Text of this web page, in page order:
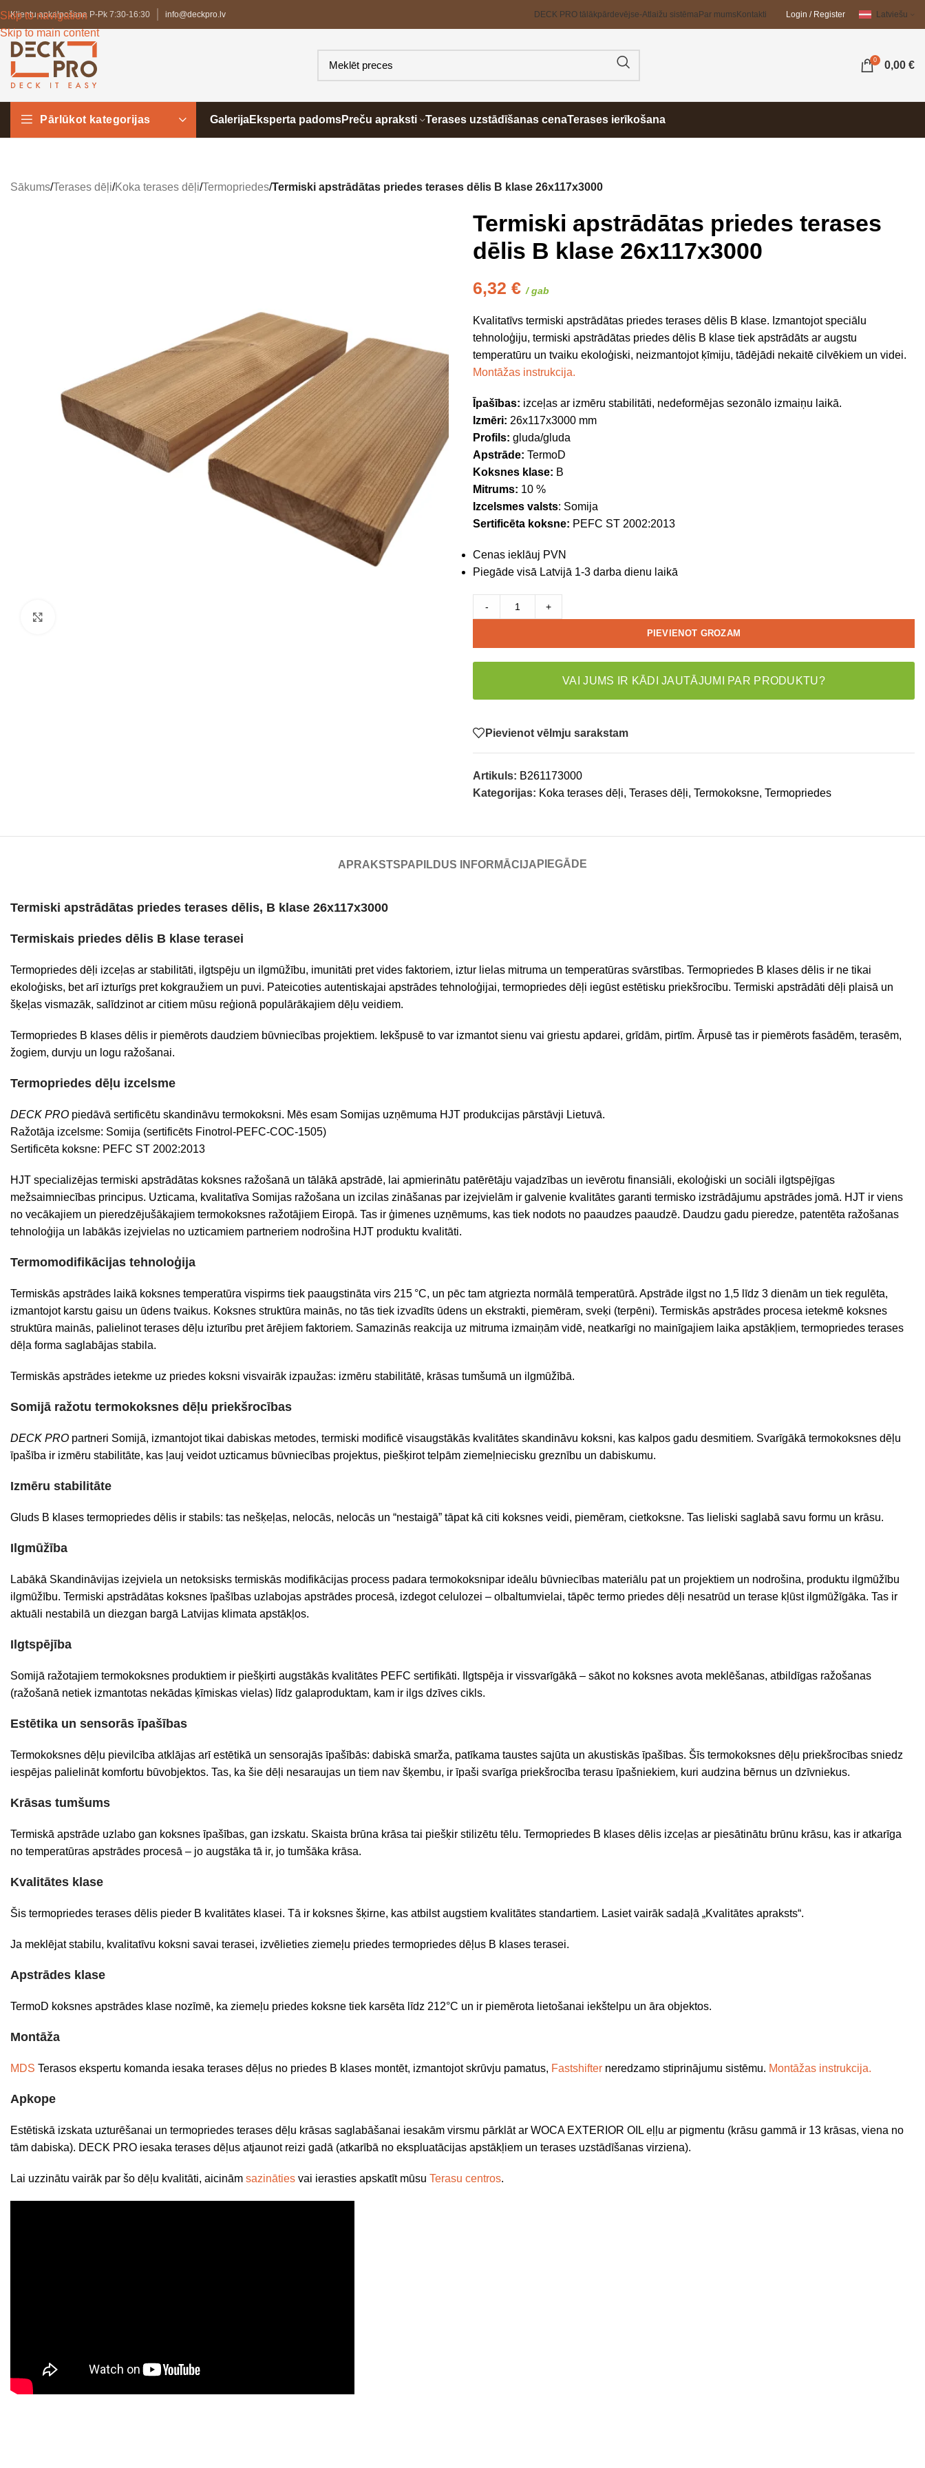
Skip to navigation
Skip to main content
Klientu apkalpošana P-Pk 7:30-16:30 info@deckpro.lv DECK PRO tālākpārdevējse-Atlaižu sistēmaPar mumsKontakti Login / Register Latviešu
0 0,00 €
Pārlūkot kategorijas GalerijaEksperta padomsPreču apraksti Terases uzstādīšanas cenaTerases ierīkošana
Sākums/Terases dēļi/Koka terases dēļi/Termopriedes/Termiski apstrādātas priedes terases dēlis B klase 26x117x3000
Termiski apstrādātas priedes terases
dēlis B klase 26x117x3000
6,32 € / gab
Kvalitatīvs termiski apstrādātas priedes terases dēlis B klase. Izmantojot speciālu
tehnoloģiju, termiski apstrādātas priedes dēlis B klase tiek apstrādāts ar augstu
temperatūru un tvaiku ekoloģiski, neizmantojot ķīmiju, tādējādi nekaitē cilvēkiem un videi.
Montāžas instrukcija.
Īpašības: izceļas ar izmēru stabilitāti, nedeformējas sezonālo izmaiņu laikā.
Izmēri: 26x117x3000 mm
Profils: gluda/gluda
Apstrāde: TermoD
Koksnes klase: B
Mitrums: 10 %
Izcelsmes valsts: Somija
Sertificēta koksne: PEFC ST 2002:2013
Cenas ieklāuj PVN
Piegāde visā Latvijā 1-3 darba dienu laikā
- +
PIEVIENOT GROZAM
VAI JUMS IR KĀDI JAUTĀJUMI PAR PRODUKTU?
Pievienot vēlmju sarakstam
Artikuls: B261173000
Kategorijas: Koka terases dēļi, Terases dēļi, Termokoksne, Termopriedes
APRAKSTS PAPILDUS INFORMĀCIJA PIEGĀDE
Termiski apstrādātas priedes terases dēlis, B klase 26x117x3000
Termiskais priedes dēlis B klase terasei
Termopriedes dēļi izceļas ar stabilitāti, ilgtspēju un ilgmūžību, imunitāti pret vides faktoriem, iztur lielas mitruma un temperatūras svārstības. Termopriedes B klases dēlis ir ne tikai
ekoloģisks, bet arī izturīgs pret kokgraužiem un puvi. Pateicoties autentiskajai apstrādes tehnoloģijai, termopriedes dēļi iegūst estētisku priekšrocību. Termiski apstrādāti dēļi plaisā un
šķeļas vismazāk, salīdzinot ar citiem mūsu reģionā populārākajiem dēļu veidiem.
Termopriedes B klases dēlis ir piemērots daudziem būvniecības projektiem. Iekšpusē to var izmantot sienu vai griestu apdarei, grīdām, pirtīm. Ārpusē tas ir piemērots fasādēm, terasēm,
žogiem, durvju un logu ražošanai.
Termopriedes dēļu izcelsme
DECK PRO piedāvā sertificētu skandināvu termokoksni. Mēs esam Somijas uzņēmuma HJT produkcijas pārstāvji Lietuvā.
Ražotāja izcelsme: Somija (sertificēts Finotrol-PEFC-COC-1505)
Sertificēta koksne: PEFC ST 2002:2013
HJT specializējas termiski apstrādātas koksnes ražošanā un tālākā apstrādē, lai apmierinātu patērētāju vajadzības un ievērotu finansiāli, ekoloģiski un sociāli ilgtspējīgas
mežsaimniecības principus. Uzticama, kvalitatīva Somijas ražošana un izcilas zināšanas par izejvielām ir galvenie kvalitātes garanti termisko izstrādājumu apstrādes jomā. HJT ir viens
no vecākajiem un pieredzējušākajiem termokoksnes ražotājiem Eiropā. Tas ir ģimenes uzņēmums, kas tiek nodots no paaudzes paaudzē. Daudzu gadu pieredze, patentēta ražošanas
tehnoloģija un labākās izejvielas no uzticamiem partneriem nodrošina HJT produktu kvalitāti.
Termomodifikācijas tehnoloģija
Termiskās apstrādes laikā koksnes temperatūra vispirms tiek paaugstināta virs 215 °C, un pēc tam atgriezta normālā temperatūrā. Apstrāde ilgst no 1,5 līdz 3 dienām un tiek regulēta,
izmantojot karstu gaisu un ūdens tvaikus. Koksnes struktūra mainās, no tās tiek izvadīts ūdens un ekstrakti, piemēram, sveķi (terpēni). Termiskās apstrādes procesa ietekmē koksnes
struktūra mainās, palielinot terases dēļu izturību pret ārējiem faktoriem. Samazinās reakcija uz mitruma izmaiņām vidē, neatkarīgi no mainīgajiem laika apstākļiem, termopriedes terases
dēļa forma saglabājas stabila.
Termiskās apstrādes ietekme uz priedes koksni visvairāk izpaužas: izmēru stabilitātē, krāsas tumšumā un ilgmūžībā.
Somijā ražotu termokoksnes dēļu priekšrocības
DECK PRO partneri Somijā, izmantojot tikai dabiskas metodes, termiski modificē visaugstākās kvalitātes skandināvu koksni, kas kalpos gadu desmitiem. Svarīgākā termokoksnes dēļu
īpašība ir izmēru stabilitāte, kas ļauj veidot uzticamus būvniecības projektus, piešķirot telpām ziemeļniecisku greznību un dabiskumu.
Izmēru stabilitāte
Gluds B klases termopriedes dēlis ir stabils: tas nešķeļas, nelocās, nelocās un “nestaigā” tāpat kā citi koksnes veidi, piemēram, cietkoksne. Tas lieliski saglabā savu formu un krāsu.
Ilgmūžība
Labākā Skandināvijas izejviela un netoksisks termiskās modifikācijas process padara termokoksnipar ideālu būvniecības materiālu pat un projektiem un nodrošina, produktu ilgmūžību
ilgmūžību. Termiski apstrādātas koksnes īpašības uzlabojas apstrādes procesā, izdegot celulozei – olbaltumvielai, tāpēc termo priedes dēļi nesatrūd un terase kļūst ilgmūžīgāka. Tas ir
aktuāli nestabilā un diezgan bargā Latvijas klimata apstākļos.
Ilgtspējība
Somijā ražotajiem termokoksnes produktiem ir piešķirti augstākās kvalitātes PEFC sertifikāti. Ilgtspēja ir vissvarīgākā – sākot no koksnes avota meklēšanas, atbildīgas ražošanas
(ražošanā netiek izmantotas nekādas ķīmiskas vielas) līdz galaproduktam, kam ir ilgs dzīves cikls.
Estētika un sensorās īpašības
Termokoksnes dēļu pievilcība atklājas arī estētikā un sensorajās īpašībās: dabiskā smarža, patīkama taustes sajūta un akustiskās īpašības. Šīs termokoksnes dēļu priekšrocības sniedz
iespējas palielināt komfortu būvobjektos. Tas, ka šie dēļi nesaraujas un tiem nav šķembu, ir īpaši svarīga priekšrocība terasu īpašniekiem, kuri audzina bērnus un dzīvniekus.
Krāsas tumšums
Termiskā apstrāde uzlabo gan koksnes īpašības, gan izskatu. Skaista brūna krāsa tai piešķir stilizētu tēlu. Termopriedes B klases dēlis izceļas ar piesātinātu brūnu krāsu, kas ir atkarīga
no temperatūras apstrādes procesā – jo augstāka tā ir, jo tumšāka krāsa.
Kvalitātes klase
Šis termopriedes terases dēlis pieder B kvalitātes klasei. Tā ir koksnes šķirne, kas atbilst augstiem kvalitātes standartiem. Lasiet vairāk sadaļā „Kvalitātes apraksts“.
Ja meklējat stabilu, kvalitatīvu koksni savai terasei, izvēlieties ziemeļu priedes termopriedes dēļus B klases terasei.
Apstrādes klase
TermoD koksnes apstrādes klase nozīmē, ka ziemeļu priedes koksne tiek karsēta līdz 212°C un ir piemērota lietošanai iekštelpu un āra objektos.
Montāža
MDS Terasos ekspertu komanda iesaka terases dēļus no priedes B klases montēt, izmantojot skrūvju pamatus, Fastshifter neredzamo stiprinājumu sistēmu. Montāžas instrukcija.
Apkope
Estētiskā izskata uzturēšanai un termopriedes terases dēļu krāsas saglabāšanai iesakām virsmu pārklāt ar WOCA EXTERIOR OIL eļļu ar pigmentu (krāsu gammā ir 13 krāsas, viena no
tām dabiska). DECK PRO iesaka terases dēļus atjaunot reizi gadā (atkarībā no ekspluatācijas apstākļiem un terases uzstādīšanas virziena).
Lai uzzinātu vairāk par šo dēļu kvalitāti, aicinām sazināties vai ierasties apskatīt mūsu Terasu centros.